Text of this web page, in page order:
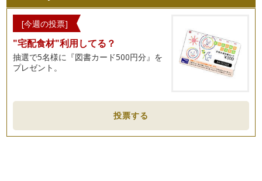
[今週の投票]
"宅配食材"利用してる？
抽選で5名様に『図書カード500円分』を
プレゼント。
投票する